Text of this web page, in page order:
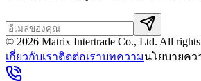
© 2026 Matrix Intertrade Co., Ltd. All rights
เกี่ยวกับเราติดต่อเราบทความนโยบายคว